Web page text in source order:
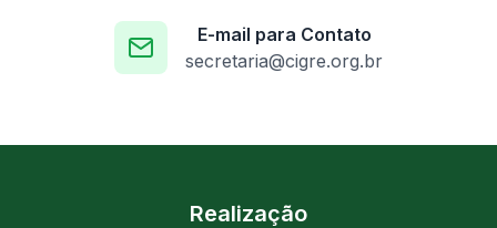
E-mail para Contato
secretaria@cigre.org.br
Realização